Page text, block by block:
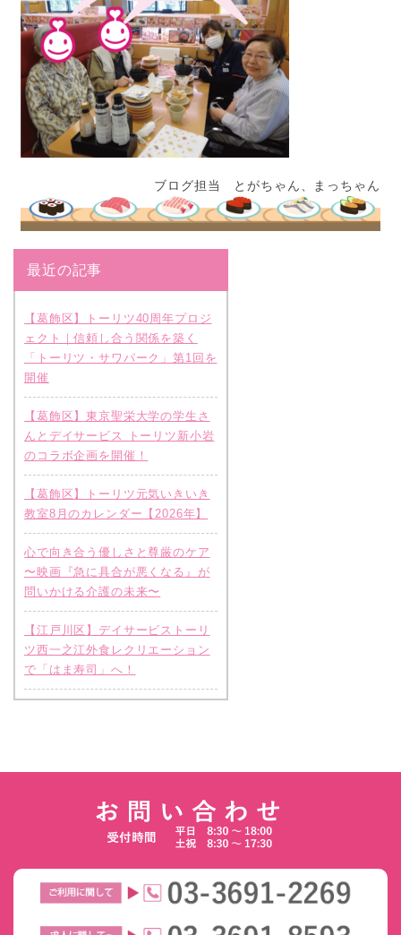
ブログ担当 とがちゃん、まっちゃん
最近の記事
【葛飾区】トーリツ40周年プロジ
ェクト｜信頼し合う関係を築く
「トーリツ・サワパーク」第1回を
開催
【葛飾区】東京聖栄大学の学生さ
んとデイサービス トーリツ新小岩
のコラボ企画を開催！
【葛飾区】トーリツ元気いきいき
教室8月のカレンダー【2026年】
心で向き合う優しさと尊厳のケア
〜映画『急に具合が悪くなる』が
問いかける介護の未来〜
【江戸川区】デイサービストーリ
ツ西一之江外食レクリエーション
で「はま寿司」へ！